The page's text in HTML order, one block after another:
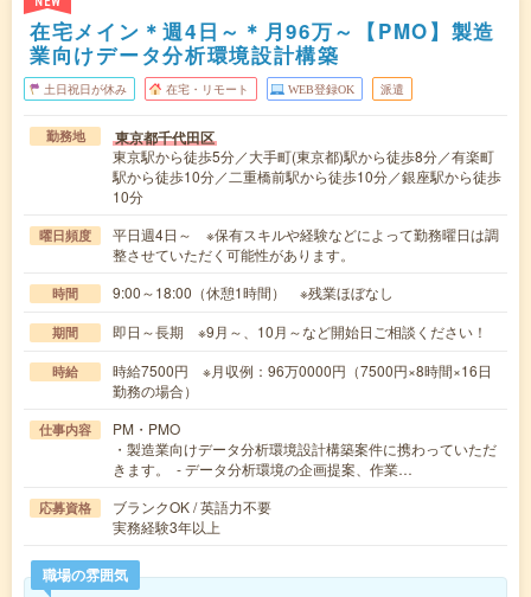
在宅メイン＊週4日～＊月96万～【PMO】製造
業向けデータ分析環境設計構築
土日祝日が休み 在宅・リモート WEB登録OK 派遣
勤務地 東京都千代田区
東京駅から徒歩5分／大手町(東京都)駅から徒歩8分／有楽町
駅から徒歩10分／二重橋前駅から徒歩10分／銀座駅から徒歩
10分
曜日頻度
平日週4日～ ※保有スキルや経験などによって勤務曜日は調
整させていただく可能性があります。
時間 9:00～18:00（休憩1時間） ※残業ほぼなし
期間 即日～長期 ※9月～、10月～など開始日ご相談ください！
時給
時給7500円 ※月収例：96万0000円（7500円×8時間×16日
勤務の場合）
仕事内容
PM・PMO
・製造業向けデータ分析環境設計構築案件に携わっていただ
きます。 - データ分析環境の企画提案、作業…
応募資格
ブランクOK / 英語力不要
実務経験3年以上
職場の雰囲気